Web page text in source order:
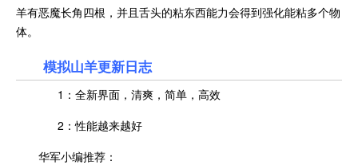
羊有恶魔长角四根，并且舌头的粘东西能力会得到强化能粘多个物
体。
模拟山羊更新日志
1：全新界面，清爽，简单，高效
2：性能越来越好
华军小编推荐：